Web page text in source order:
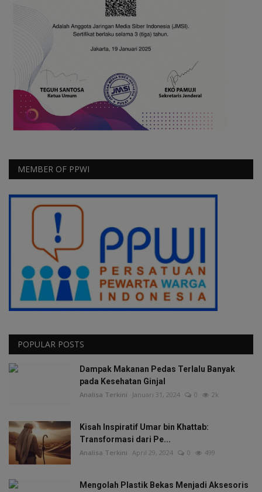
MEMBER OF PPWI
POPULAR POSTS
Dampak Makanan Pedas Terlalu Banyak
pada Kesehatan Ginjal
Analisa Terkini Januari 31, 2024 0 2k
Kisah Inspiratif Umar bin Khattab:
Transformasi dari Pe...
Analisa Terkini April 29, 2024 0 499
Mengolah Plastik Bekas Menjadi Aksesoris